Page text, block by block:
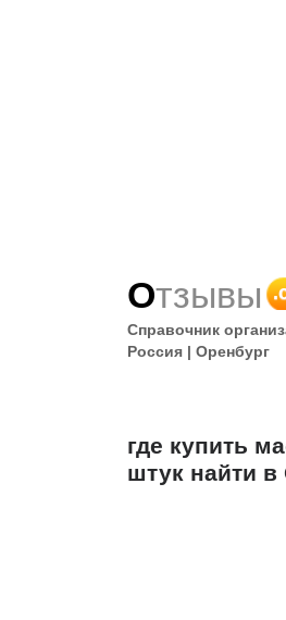
Отзывы
Справочник
Россия | Оренбург
где купить
штук найти в